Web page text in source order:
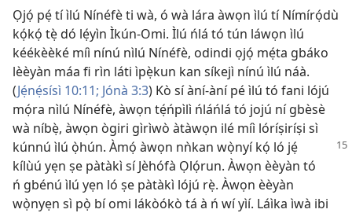
Ọjọ́ pẹ́ tí ìlú Nínéfè ti wà, ó wà lára àwọn ìlú tí Nímírọ́dù
kọ́kọ́ tẹ̀ dó lẹ́yìn Ìkún-Omi. Ìlú ńlá tó tún láwọn ìlú
kéékèèké míì nínú nìlú Nínéfè, odindi ọjọ́ mẹ́ta gbáko
lèèyàn máa fi rìn láti ìpẹ̀kun kan síkejì nínú ìlú náà.
(Jẹ́nẹ́sísì 10:11; Jónà 3:3) Kò sí àní-àní pé ìlú tó fani lójú
mọ́ra nìlú Nínéfè, àwọn tẹ́ńpìlì ńláńlá tó jojú ní gbèsè
wà níbẹ̀, àwọn ògiri gìrìwò àtàwọn ilé míì lóríṣiríṣi sì
kúnnú ìlú ọ̀hún. Àmọ́ àwọn nǹkan wọ̀nyí kọ́ ló jẹ́
kílùú yẹn ṣe pàtàkì sí Jèhófà Ọlọ́run. Àwọn èèyàn tó
ń gbénú ìlú yẹn ló ṣe pàtàkì lójú rẹ̀. Àwọn èèyàn
wọ̀nyẹn sì pọ̀ bí omi lákòókò tá à ń wí yìí. Láìka ìwà ibi